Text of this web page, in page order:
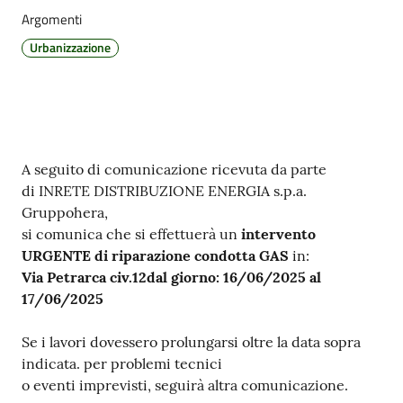
Seguici
Argomenti
Urbanizzazione
Contenuto
A seguito di comunicazione ricevuta da parte
di INRETE DISTRIBUZIONE ENERGIA s.p.a.
Gruppohera,
si comunica che si effettuerà un intervento
URGENTE di riparazione condotta GAS in:
Via Petrarca civ.12dal giorno: 16/06/2025 al
17/06/2025
Se i lavori dovessero prolungarsi oltre la data sopra
indicata. per problemi tecnici
o eventi imprevisti, seguirà altra comunicazione.